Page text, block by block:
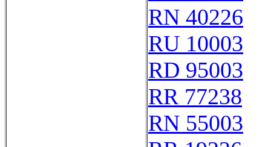
RN 40226
RU 10003
RD 95003
RR 77238
RN 55003